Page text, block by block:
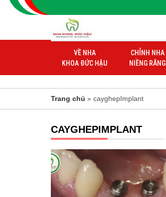
VỀ NHA
KHOA ĐỨC HẬU
CHỈNH NHA
NIỀNG RĂNG
Trang chủ » cayghepImplant
CAYGHEPIMPLANT